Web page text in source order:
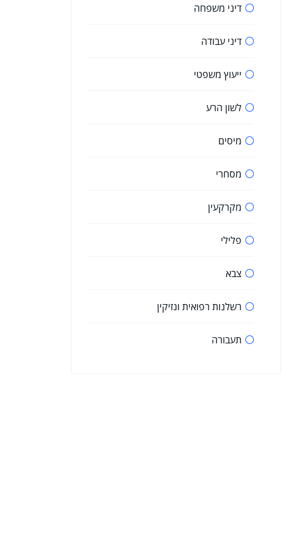
דיני משפחה
דיני עבודה
ייעוץ משפטי
לשון הרע
מיסים
מסחרי
מקרקעין
פלילי
צבא
רשלנות רפואית ונזיקין
תעבורה